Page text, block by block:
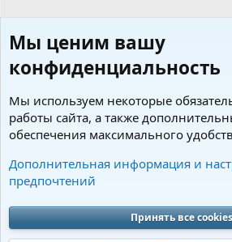
Пользователи
Cookies Charm by DCom
Обратная связь
Условия и правила
Политика конфиденциальности
Помощь
Мы ценим вашу
конфиденциальность
Мы используем некоторые
работы сайта, а также
обеспечения максимального
Дополнительная информация и
предпочтений
Принять все cookies